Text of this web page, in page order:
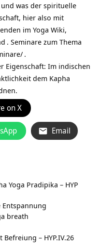
was der spirituelle
hier also mit
im Yoga Wiki,
. Seminare zum Thema
.
Eigenschaft: Im indischen
dem Kapha
on X
Email
Yoga Pradipika – HYP
Entspannung
breath
– HYP.IV.26